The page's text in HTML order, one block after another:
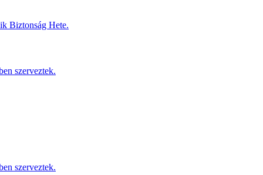
Biztonság Hete.
szerveztek.
szerveztek.